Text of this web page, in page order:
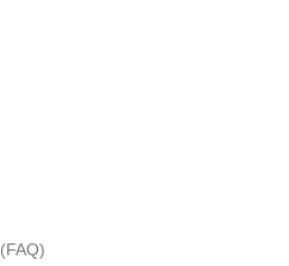
(FAQ)